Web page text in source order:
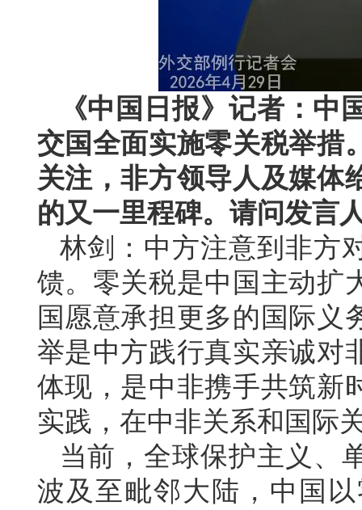
《中国日报》记者：中
交国全面实施零关税举措
关注，非方领导人及媒体
的又一里程碑。请问发言
林剑：中方注意到非方
馈。零关税是中国主动扩
国愿意承担更多的国际义
举是中方践行真实亲诚对
体现，是中非携手共筑新
实践，在中非关系和国际
当前，全球保护主义、
波及至毗邻大陆，中国